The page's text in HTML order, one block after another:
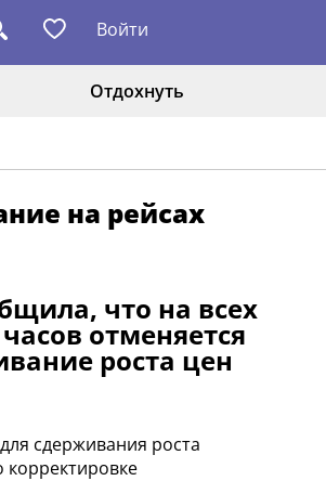
Войти
Отдохнуть
на рейсах
что на всех
отменяется
роста цен
сдерживания роста
корректировке